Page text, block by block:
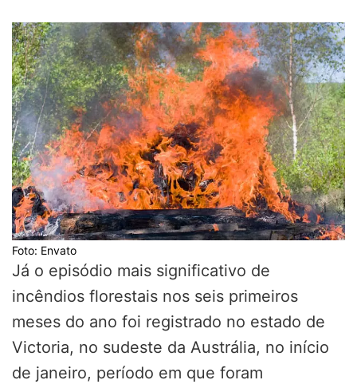
Foto: Envato
Já o episódio mais significativo de
incêndios florestais nos seis primeiros
meses do ano foi registrado no estado de
Victoria, no sudeste da Austrália, no início
de janeiro, período em que foram